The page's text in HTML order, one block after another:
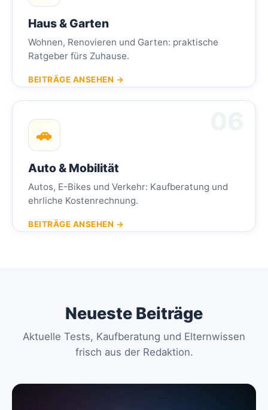
Haus & Garten
Wohnen, Renovieren und Garten: praktische
Ratgeber fürs Zuhause.
BEITRÄGE ANSEHEN →
🚗
Auto & Mobilität
Autos, E-Bikes und Verkehr: Kaufberatung und
ehrliche Kostenrechnung.
BEITRÄGE ANSEHEN →
Neueste Beiträge
Aktuelle Tests, Kaufberatung und Elternwissen
frisch aus der Redaktion.